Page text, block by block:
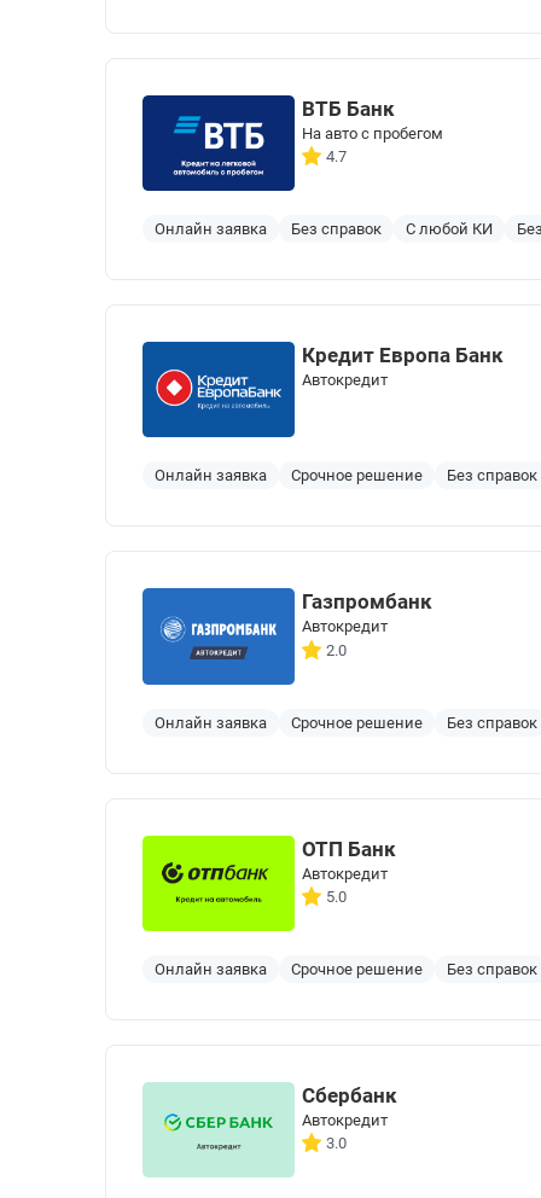
ВТБ Банк
На авто с пробегом
4.7
Онлайн заявка Без справок С любой КИ
Кредит Европа Банк
Автокредит
Онлайн заявка Срочное решение Без справок
Газпромбанк
Автокредит
2.0
Онлайн заявка Срочное решение Без справок
ОТП Банк
Автокредит
5.0
Онлайн заявка Срочное решение Без справок
Сбербанк
Автокредит
3.0